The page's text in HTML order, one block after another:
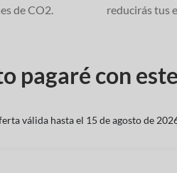
de CO2.
reducirás tus
pagaré con
válida hasta el 15 de agosto de